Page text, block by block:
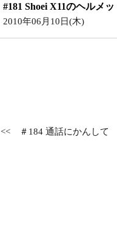
#181 Shoei X11のヘルメ
2010年06月10日(木)
<< ＃184 通話にかんして